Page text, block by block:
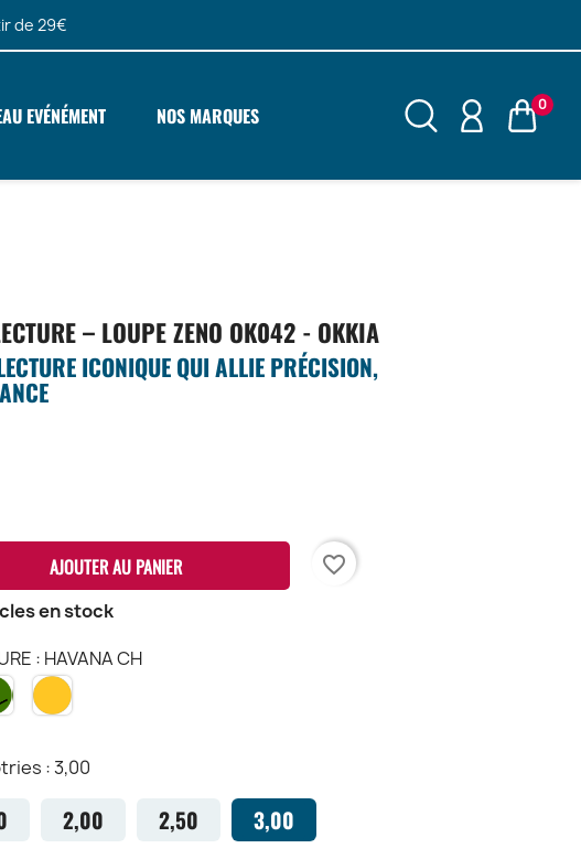
de 29€
EVÉNÉMENT NOS MARQUES 0
– LOUPE ZENO OK042 - OKKIA
ICONIQUE QUI ALLIE PRÉCISION,
AJOUTER AU PANIER
favorite_border
en stock
: HAVANA CH
GREEN
GR
GIALLO
Y3H
: 3,00
2,00 2,50 3,00